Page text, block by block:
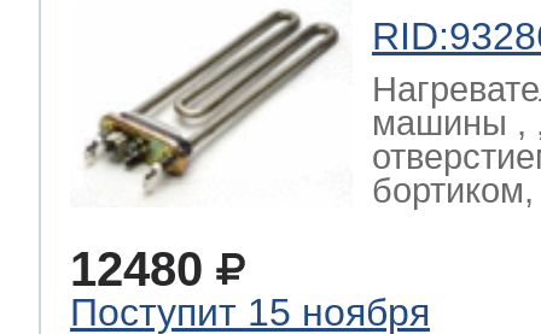
машины ,
12480
Поступит 15 ноября